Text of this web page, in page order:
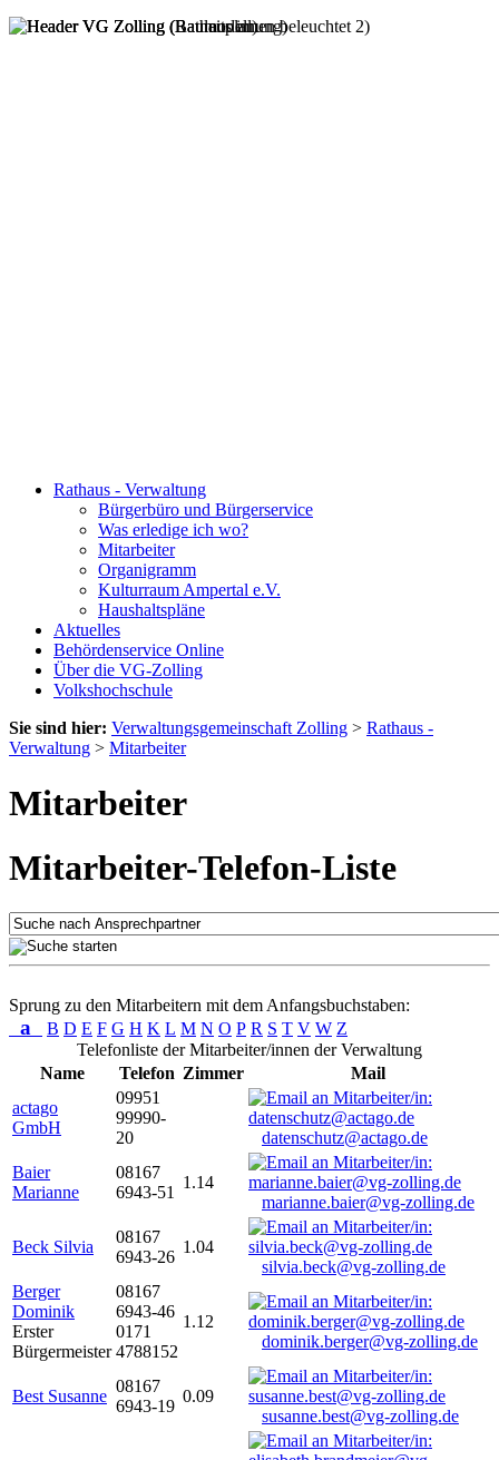
Rathaus - Verwaltung
Bürgerbüro und Bürgerservice
Was erledige ich wo?
Mitarbeiter
Organigramm
Kulturraum Ampertal e.V.
Haushaltspläne
Aktuelles
Behördenservice Online
Über die VG-Zolling
Volkshochschule
Sie sind hier: Verwaltungsgemeinschaft Zolling > Rathaus -
Verwaltung > Mitarbeiter
Mitarbeiter
Mitarbeiter-Telefon-Liste
Sprung zu den Mitarbeitern mit dem Anfangsbuchstaben:
a B D E F G H K L M N O P R S T V W Z
Telefonliste der Mitarbeiter/innen der Verwaltung
Name
Telefon Zimmer
Mail
actago
GmbH
09951
99990-
20
datenschutz@actago.de
Baier
Marianne
08167
6943-51
1.14
marianne.baier@vg-zolling.de
Beck Silvia
08167
6943-26
1.04
silvia.beck@vg-zolling.de
Berger
Dominik
Erster
Bürgermeister
08167
6943-46
0171
4788152
1.12
dominik.berger@vg-zolling.de
Best Susanne
08167
6943-19
0.09
susanne.best@vg-zolling.de